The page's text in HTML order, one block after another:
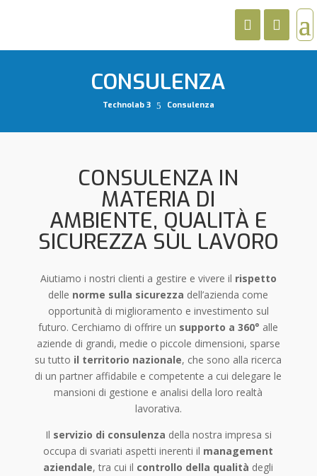
CONSULENZA
Technolab 3 5 Consulenza
CONSULENZA IN
MATERIA DI
AMBIENTE, QUALITÀ E
SICUREZZA SUL LAVORO
Aiutiamo i nostri clienti a gestire e vivere il rispetto
delle norme sulla sicurezza dell’azienda come
opportunità di miglioramento e investimento sul
futuro. Cerchiamo di offrire un supporto a 360° alle
aziende di grandi, medie o piccole dimensioni, sparse
su tutto il territorio nazionale, che sono alla ricerca
di un partner affidabile e competente a cui delegare le
mansioni di gestione e analisi della loro realtà
lavorativa.
Il servizio di consulenza della nostra impresa si
occupa di svariati aspetti inerenti il management
aziendale, tra cui il controllo della qualità degli